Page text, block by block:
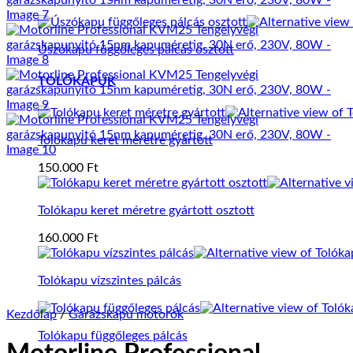
Úszókapu függőleges pálcás osztott
TOLÓKAPUK
Tolókapu keret méretre gyártott
150.000 Ft
Tolókapu keret méretre gyártott osztott
160.000 Ft
Tolókapu vízszintes pálcás
Tolókapu függőleges pálcás
Kezdőlap / Garázskapu motorok